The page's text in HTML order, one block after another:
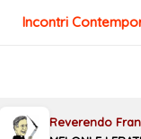
Incontri